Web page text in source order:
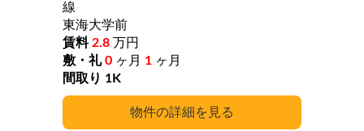
詳細
線
東海大学前
2.8 万円
0 ヶ月 1 ヶ月
1K